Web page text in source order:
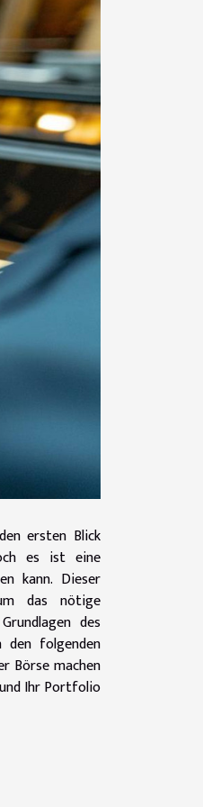
ersten Blick
es ist eine
kann. Dieser
das nötige
des
den folgenden
Börse machen
Ihr Portfolio